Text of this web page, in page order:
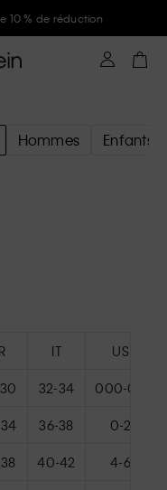
10 % de réduction
Hommes Enfants
IT US
32-34 000-00
36-38 0-2
40-42 4-6